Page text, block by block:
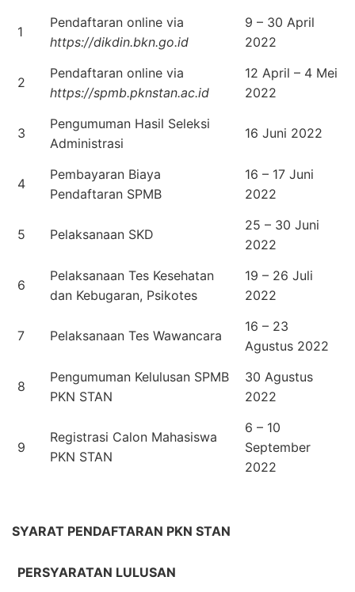
1
Pendaftaran online via
https://dikdin.bkn.go.id
9 – 30 April
2022
2
Pendaftaran online via
https://spmb.pknstan.ac.id
12 April – 4 Mei
2022
3
Pengumuman Hasil Seleksi
Administrasi
16 Juni 2022
4
Pembayaran Biaya
Pendaftaran SPMB
16 – 17 Juni
2022
5 Pelaksanaan SKD
25 – 30 Juni
2022
6
Pelaksanaan Tes Kesehatan
dan Kebugaran, Psikotes
19 – 26 Juli
2022
7 Pelaksanaan Tes Wawancara
16 – 23
Agustus 2022
8
Pengumuman Kelulusan SPMB
PKN STAN
30 Agustus
2022
9
Registrasi Calon Mahasiswa
PKN STAN
6 – 10
September
2022
SYARAT PENDAFTARAN PKN STAN
PERSYARATAN LULUSAN